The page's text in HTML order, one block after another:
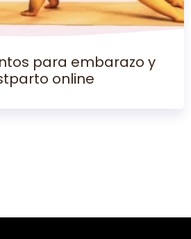
para embarazo y
online